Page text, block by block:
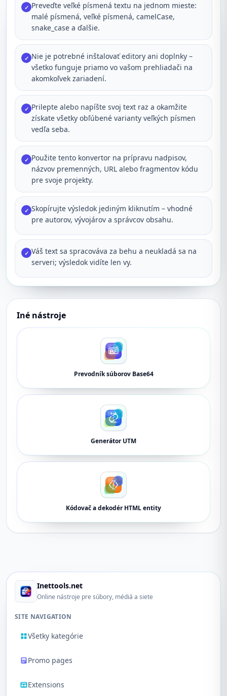
✓ Preveďte veľké písmená textu na jednom mieste:
malé písmená, veľké písmená, camelCase,
snake_case a ďalšie.
✓ Nie je potrebné inštalovať editory ani doplnky –
všetko funguje priamo vo vašom prehliadači na
akomkoľvek zariadení.
✓ Prilepte alebo napíšte svoj text raz a okamžite
získate všetky obľúbené varianty veľkých písmen
vedľa seba.
✓ Použite tento konvertor na prípravu nadpisov,
názvov premenných, URL alebo fragmentov kódu
pre svoje projekty.
✓ Skopírujte výsledok jediným kliknutím – vhodné
pre autorov, vývojárov a správcov obsahu.
✓ Váš text sa spracováva za behu a neukladá sa na
serveri; výsledok vidíte len vy.
Iné nástroje
Prevodník súborov Base64
Generátor UTM
Kódovač a dekodér HTML entity
Inettools.net
Online nástroje pre súbory, médiá a siete
SITE NAVIGATION
Všetky kategórie
Promo pages
Extensions